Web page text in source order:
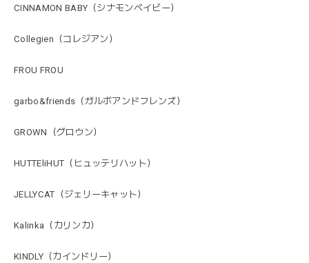
CINNAMON BABY（シナモンベイビー）
Collegien（コレジアン）
FROU FROU
garbo&friends（ガルボアンドフレンズ）
GROWN（グロウン）
HUTTEliHUT（ヒュッテリハット）
JELLYCAT（ジェリーキャット）
Kalinka（カリンカ）
KINDLY（カインドリー）